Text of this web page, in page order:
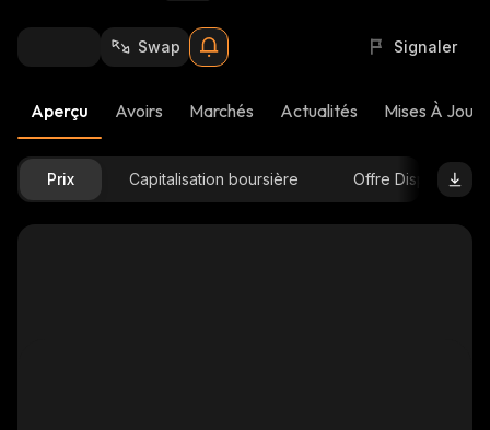
Swap Signaler
Aperçu Avoirs Marchés Actualités Mises À Jour
Prix Capitalisation boursière Offre Disponible